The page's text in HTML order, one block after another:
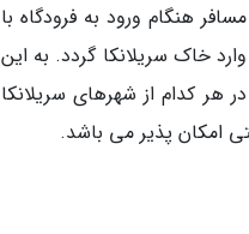
هنگام ورود به فرودگاه با
وارد خاک سریلانکا گردد. به این
که مسافران تور سریلانکا با دریافت این برچسب می توانند به مدت 30 روز در هر کدام از شهرهای سریلانکا
امکان پذیر می باشد.